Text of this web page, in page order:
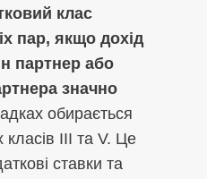
клас
пар, якщо дохід
партнер або
значно
обирається
класів III та V. Це
ставки та